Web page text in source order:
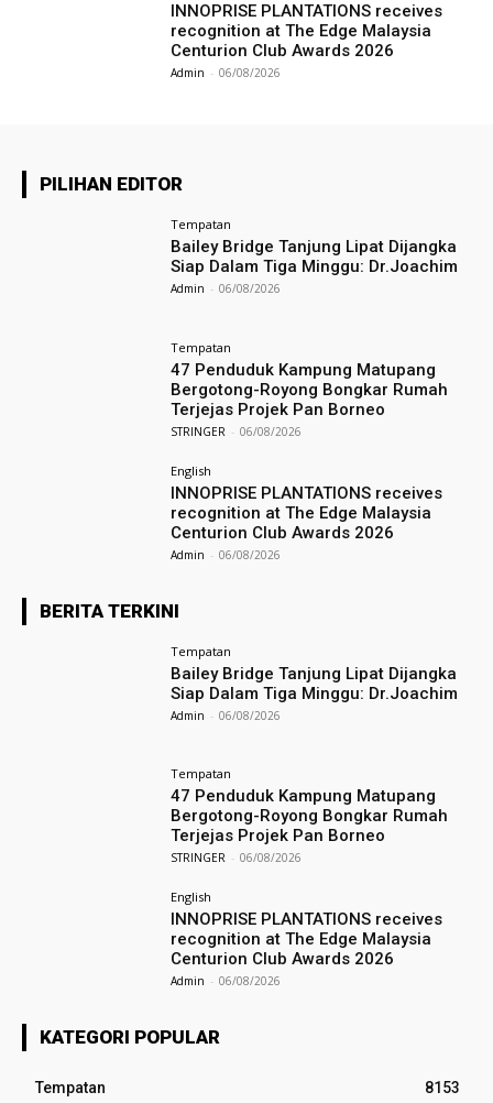
INNOPRISE PLANTATIONS receives
recognition at The Edge Malaysia
Centurion Club Awards 2026
Admin - 06/08/2026
PILIHAN EDITOR
Tempatan
Bailey Bridge Tanjung Lipat Dijangka
Siap Dalam Tiga Minggu: Dr.Joachim
Admin - 06/08/2026
Tempatan
47 Penduduk Kampung Matupang
Bergotong-Royong Bongkar Rumah
Terjejas Projek Pan Borneo
STRINGER - 06/08/2026
English
INNOPRISE PLANTATIONS receives
recognition at The Edge Malaysia
Centurion Club Awards 2026
Admin - 06/08/2026
BERITA TERKINI
Tempatan
Bailey Bridge Tanjung Lipat Dijangka
Siap Dalam Tiga Minggu: Dr.Joachim
Admin - 06/08/2026
Tempatan
47 Penduduk Kampung Matupang
Bergotong-Royong Bongkar Rumah
Terjejas Projek Pan Borneo
STRINGER - 06/08/2026
English
INNOPRISE PLANTATIONS receives
recognition at The Edge Malaysia
Centurion Club Awards 2026
Admin - 06/08/2026
KATEGORI POPULAR
Tempatan 8153